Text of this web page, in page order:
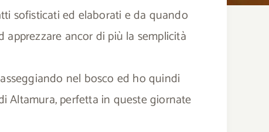
sofisticati ed elaborati e da quando
ancor di più la semplicità
nel bosco ed ho quindi
Altamura, perfetta in queste giornate